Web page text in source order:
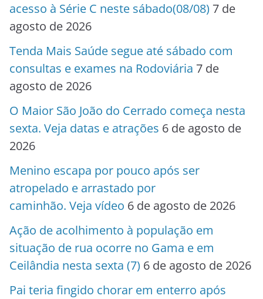
acesso à Série C neste sábado(08/08) 7 de
agosto de 2026
Tenda Mais Saúde segue até sábado com
consultas e exames na Rodoviária 7 de
agosto de 2026
O Maior São João do Cerrado começa nesta
sexta. Veja datas e atrações 6 de agosto de
2026
Menino escapa por pouco após ser
atropelado e arrastado por
caminhão. Veja vídeo 6 de agosto de 2026
Ação de acolhimento à população em
situação de rua ocorre no Gama e em
Ceilândia nesta sexta (7) 6 de agosto de 2026
Pai teria fingido chorar em enterro após